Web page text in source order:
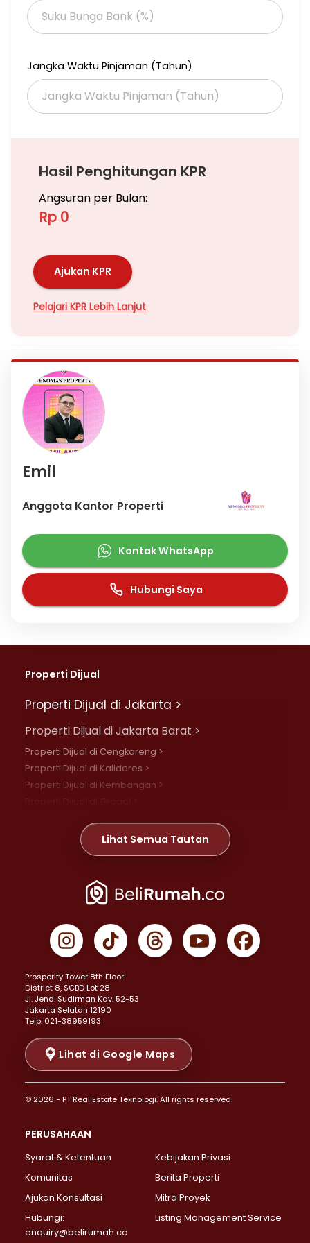
25 menit ke kantor Embassy Jepang & Jerman
Dikelilingi Gedung-Gedung Perkantoran, Hotel-Hotel Berbintang
Jika anda butuh titip Jual/Sewa Apartemen ,Rumah, Ruko,
Gedung dan Tanah Bisa hubungi saya, Saya siap bantu
memasarkan unit anda
Jangka Waktu Pinjaman (Tahun)
Hasil Penghitungan KPR
Angsuran per Bulan:
Rp 0
Ajukan KPR
Pelajari KPR Lebih Lanjut
Emil
Anggota Kantor Properti
Kontak WhatsApp
Hubungi Saya
Properti Dijual
Properti Dijual di Jakarta >
Properti Dijual di Jakarta Barat >
Properti Dijual di Cengkareng >
Properti Dijual di Kalideres >
Properti Dijual di Kembangan >
Properti Dijual di Meruya >
Properti Dijual di Jelambar >
Properti Dijual di Jakarta Pusat >
Properti Dijual di Gambir >
Properti Dijual di Johar Baru >
Properti Dijual di Menteng >
Properti Dijual di Senen >
Properti Dijual di Tanah Abang >
Properti Dijual di Cikini >
Properti Dijual di Kramat >
Properti Dijual di Pasar Baru >
Properti Dijual di Bendungan Hilir >
Properti Dijual di Jakarta Selatan >
Properti Dijual di Lebak Bulus >
Properti Dijual di Gandaria Selatan >
Properti Dijual di Pondok Labu >
Properti Dijual di Lenteng Agung >
Lihat Semua Tautan
Prosperity Tower 8th Floor
District 8, SCBD Lot 28
JI. Jend. Sudirman Kav. 52-53
Jakarta Selatan 12190
Telp: 021-38959193
Lihat di Google Maps
© 2026 - PT Real Estate Teknologi. All rights reserved.
PERUSAHAAN
Syarat & Ketentuan
Kebijakan Privasi
Komunitas
Berita Properti
Ajukan Konsultasi
Mitra Proyek
Hubungi:
enquiry@belirumah.co
Listing Management Service